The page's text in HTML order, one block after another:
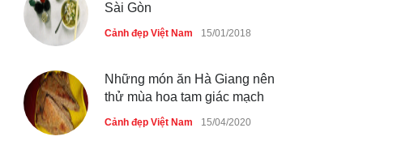
Sài Gòn
Cảnh đẹp Việt Nam 15/01/2018
Những món ăn Hà Giang nên
thử mùa hoa tam giác mạch
Cảnh đẹp Việt Nam 15/04/2020